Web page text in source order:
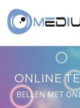
ONLINE
BELLEN MET